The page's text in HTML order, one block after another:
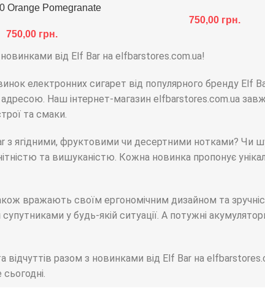
Orange Pomegranate
750,00 грн.
750,00 грн.
від Elf Bar на elfbarstores.com.ua!
електронних сигарет від популярного бренду Elf
Наш інтернет-магазин elfbarstores.com.ua
та смаки.
з ягідними, фруктовими чи десертними нотками? Чи
та вишуканістю. Кожна новинка пропонує
вражають своїм ергономічним дизайном та
у будь-якій ситуації. А потужні
відчуттів разом з новинками від Elf Bar на